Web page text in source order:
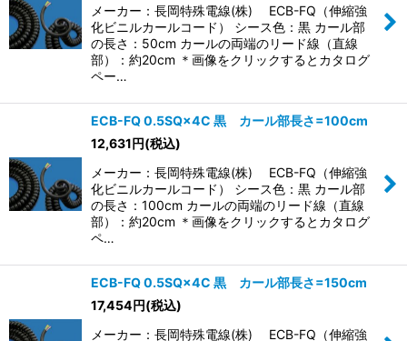
メーカー：長岡特殊電線(株) ECB-FQ（伸縮強
化ビニルカールコード） シース色：黒 カール部
の長さ：50cm カールの両端のリード線（直線
部）：約20cm ＊画像をクリックするとカタログ
ペー…
ECB-FQ 0.5SQ×4C 黒 カール部長さ=100cm
12,631円(税込)
メーカー：長岡特殊電線(株) ECB-FQ（伸縮強
化ビニルカールコード） シース色：黒 カール部
の長さ：100cm カールの両端のリード線（直線
部）：約20cm ＊画像をクリックするとカタログ
ペ…
ECB-FQ 0.5SQ×4C 黒 カール部長さ=150cm
17,454円(税込)
メーカー：長岡特殊電線(株) ECB-FQ（伸縮強